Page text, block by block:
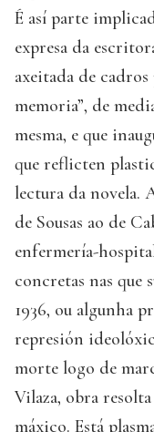
É así parte
expresa da
axeitada de
memoria”, de
mesma, e que
que reflicten
lectura da novela.
de Sousas ao de
enfermería-
concretas nas que
1936, ou algunha
represión
morte logo de
Vilaza, obra
máxico. Está